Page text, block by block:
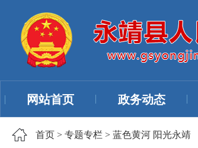
网站首页 政务动态
首页 > 专题专栏 > 蓝色黄河 阳光永靖